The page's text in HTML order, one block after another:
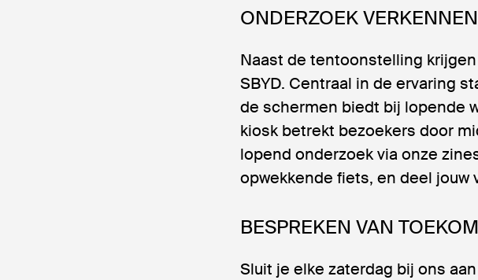
ONDERZOEK VERKENNEN
Naast de tentoonstelling
SBYD. Centraal in de ervaring
de schermen biedt bij lopende
kiosk betrekt bezoekers door
lopend onderzoek via onze
opwekkende fiets, en deel
BESPREKEN VAN
Sluit je elke zaterdag bij ons